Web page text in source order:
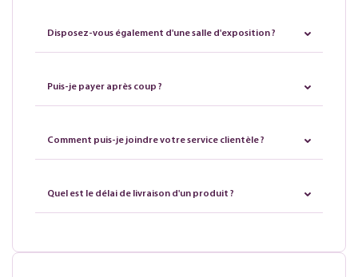
Disposez-vous également d'une salle d'exposition ?
Puis-je payer après coup ?
Comment puis-je joindre votre service clientèle ?
Quel est le délai de livraison d'un produit ?